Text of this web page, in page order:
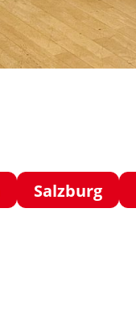
Salzburg